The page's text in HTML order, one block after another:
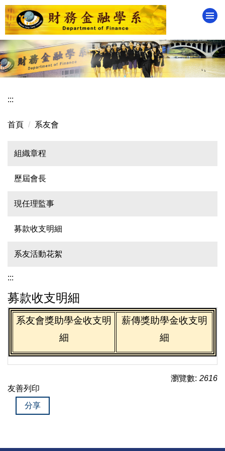
跳
到
主
要
內
容
區
:::
首頁 系友會
組織章程
歷屆會長
現任理監事
募款收支明細
系友活動花絮
:::
募款收支明細
系友會獎助學金收支明
細
薪傳獎助學金收支明
細
瀏覽數: 2616
友善列印
分享